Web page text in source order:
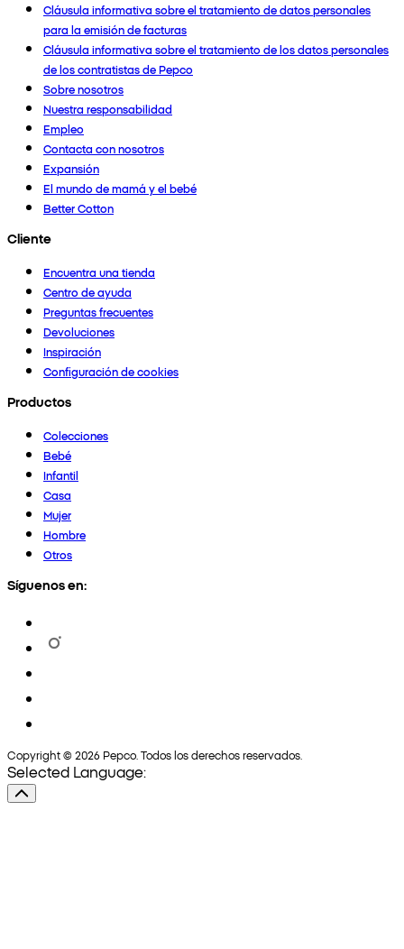
Cláusula informativa sobre el tratamiento de datos personales
para la emisión de facturas
Cláusula informativa sobre el tratamiento de los datos personales
de los contratistas de Pepco
Sobre nosotros
Nuestra responsabilidad
Empleo
Contacta con nosotros
Expansión
El mundo de mamá y el bebé
Better Cotton
Cliente
Encuentra una tienda
Centro de ayuda
Preguntas frecuentes
Devoluciones
Inspiración
Configuración de cookies
Productos
Colecciones
Bebé
Infantil
Casa
Mujer
Hombre
Otros
Síguenos en:
Copyright © 2026 Pepco. Todos los derechos reservados.
Selected Language: